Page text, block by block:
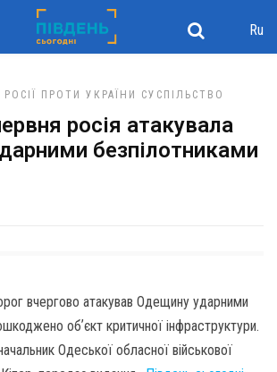
Ru
РОСІЇ ПРОТИ УКРАЇНИ СУСПІЛЬСТВО
росія атакувала
безпілотниками
вчергово атакував Одещину ударними
обʼєкт критичної інфраструктури.
Одеської обласної військової